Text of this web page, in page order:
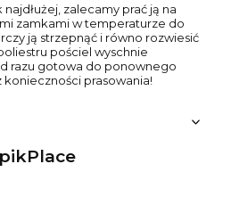
najdłużej, zalecamy prać ją na
zamkami w temperaturze do
ją strzepnąć i równo rozwiesić
pościel wyschnie
razu gotowa do ponownego
konieczności prasowania!